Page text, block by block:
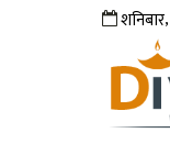
शनिबार,